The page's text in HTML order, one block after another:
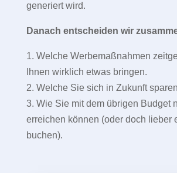
generiert wird.
Danach entscheiden wir
1. Welche Werbemaßnahmen
Ihnen wirklich etwas bringen.
2. Welche Sie sich in Zukunft
3. Wie Sie mit dem übrigen Budget
erreichen können (oder doch lieber
buchen).